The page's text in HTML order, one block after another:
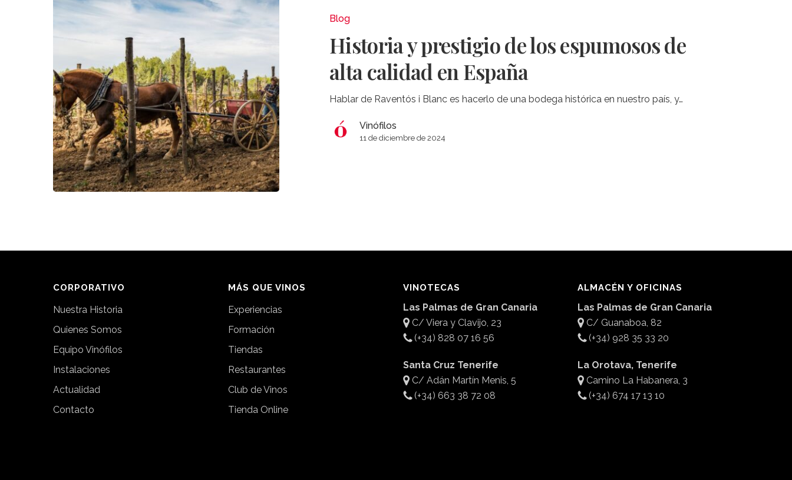
Blog
Historia y prestigio de los espumosos de
alta calidad en España
Hablar de Raventós i Blanc es hacerlo de una bodega histórica en nuestro país, y…
Vinófilos
11 de diciembre de 2024
CORPORATIVO
Nuestra Historia
Quienes Somos
Equipo Vinófilos
Instalaciones
Actualidad
Contacto
MÁS QUE VINOS
Experiencias
Formación
Tiendas
Restaurantes
Club de Vinos
Tienda Online
VINOTECAS
Las Palmas de Gran Canaria
C/ Viera y Clavijo, 23
(+34) 828 07 16 56
Santa Cruz Tenerife
C/ Adán Martín Menis, 5
(+34) 663 38 72 08
ALMACÉN Y OFICINAS
Las Palmas de Gran Canaria
C/ Guanaboa, 82
(+34) 928 35 33 20
La Orotava, Tenerife
Camino La Habanera, 3
(+34) 674 17 13 10